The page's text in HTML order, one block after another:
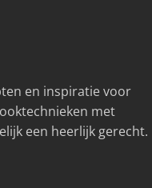
en inspiratie voor
met
een heerlijk gerecht.